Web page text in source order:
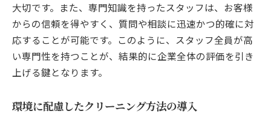
大切です。また、専門知識を持ったスタッフは、お客様
からの信頼を得やすく、質問や相談に迅速かつ的確に対
応することが可能です。このように、スタッフ全員が高
い専門性を持つことが、結果的に企業全体の評価を引き
上げる鍵となります。
環境に配慮したクリーニング方法の導入